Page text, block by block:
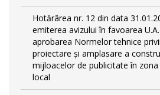
Hotărârea nr. 12 din data
emiterea avizului în favoarea
aprobarea Normelor tehnice
proiectare şi amplasare a
mijloacelor de publicitate în
local